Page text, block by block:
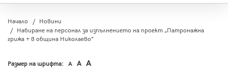
Начало
Новини
Набиране на персонал за изпълнението на проект „Патронажна
грижа + в община Николаево”
Размер на шрифта: A A A